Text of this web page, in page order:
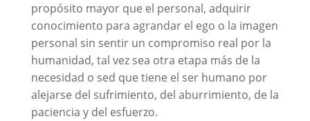
propósito mayor que el personal, adquirir
conocimiento para agrandar el ego o la imagen
personal sin sentir un compromiso real por la
humanidad, tal vez sea otra etapa más de la
necesidad o sed que tiene el ser humano por
alejarse del sufrimiento, del aburrimiento, de la
paciencia y del esfuerzo.